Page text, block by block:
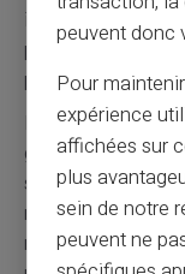
instantanément
permet de
paiement.
livraison de
gratuitement à
sous 24 à 48
réception se fait
maximum en
peuvent donc
Pour
expérience
affichées sur
plus
sein de notre
peuvent ne